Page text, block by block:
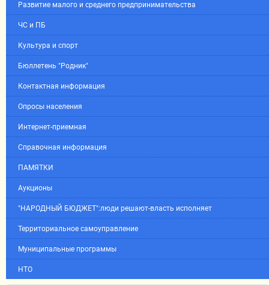
Развитие малого и среднего предпринимательства
ЧС и ПБ
Культура и спорт
Бюллетень "Родник"
Контактная информация
Опросы населения
Интернет-приемная
Справочная информация
ПАМЯТКИ
Аукционы
"НАРОДНЫЙ БЮДЖЕТ":люди решают-власть исполняет
Территориальное самоуправление
Муниципальные программы
НТО